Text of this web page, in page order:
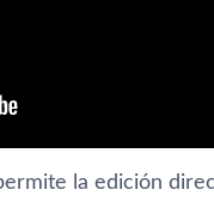
la edición